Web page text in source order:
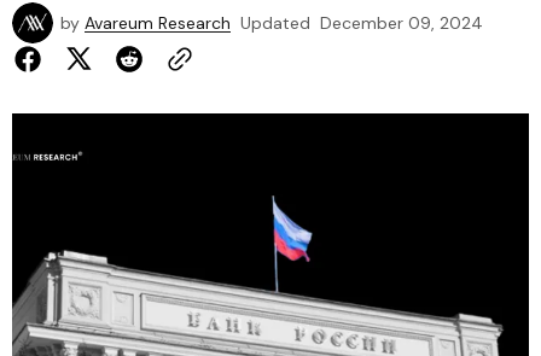
by Avareum Research Updated December 09, 2024